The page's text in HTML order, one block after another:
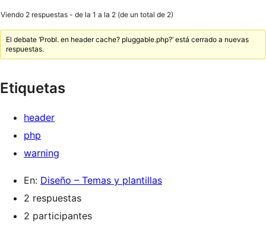
Viendo 2 respuestas - de la 1 a la 2 (de un total de 2)
El debate ‘Probl. en header cache? pluggable.php?’ está cerrado a nuevas
respuestas.
Etiquetas
header
php
warning
En: Diseño – Temas y plantillas
2 respuestas
2 participantes